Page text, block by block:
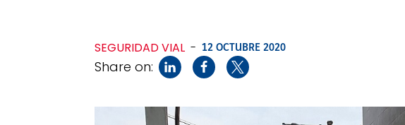
SEGURIDAD VIAL - 12 OCTUBRE 2020
Share on: